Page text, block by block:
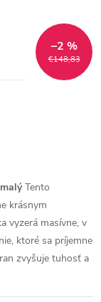
€148,83
–2 %
Tento
krásnym
vyzerá masívne, v
ktoré sa príjemne
zvyšuje tuhosť a